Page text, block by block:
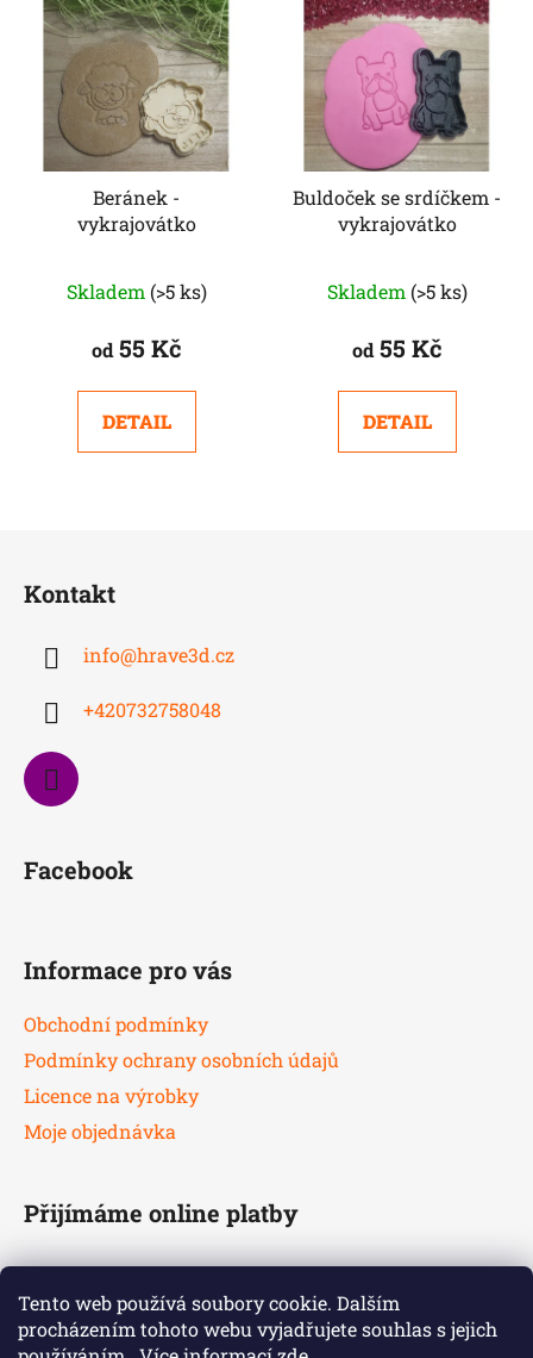
Tento web používá soubory cookie. Dalším
procházením tohoto webu vyjadřujete souhlas s jejich
Beránek -
vykrajovátko
Skladem (>5 ks)
od55 Kč
DETAIL
Buldoček se srdíčkem -
vykrajovátko
Skladem (>5 ks)
od55 Kč
DETAIL
Kontakt
info@hrave3d.cz
+420732758048
Facebook
Informace pro vás
Obchodní podmínky
Podmínky ochrany osobních údajů
Licence na výrobky
Moje objednávka
Přijímáme online platby